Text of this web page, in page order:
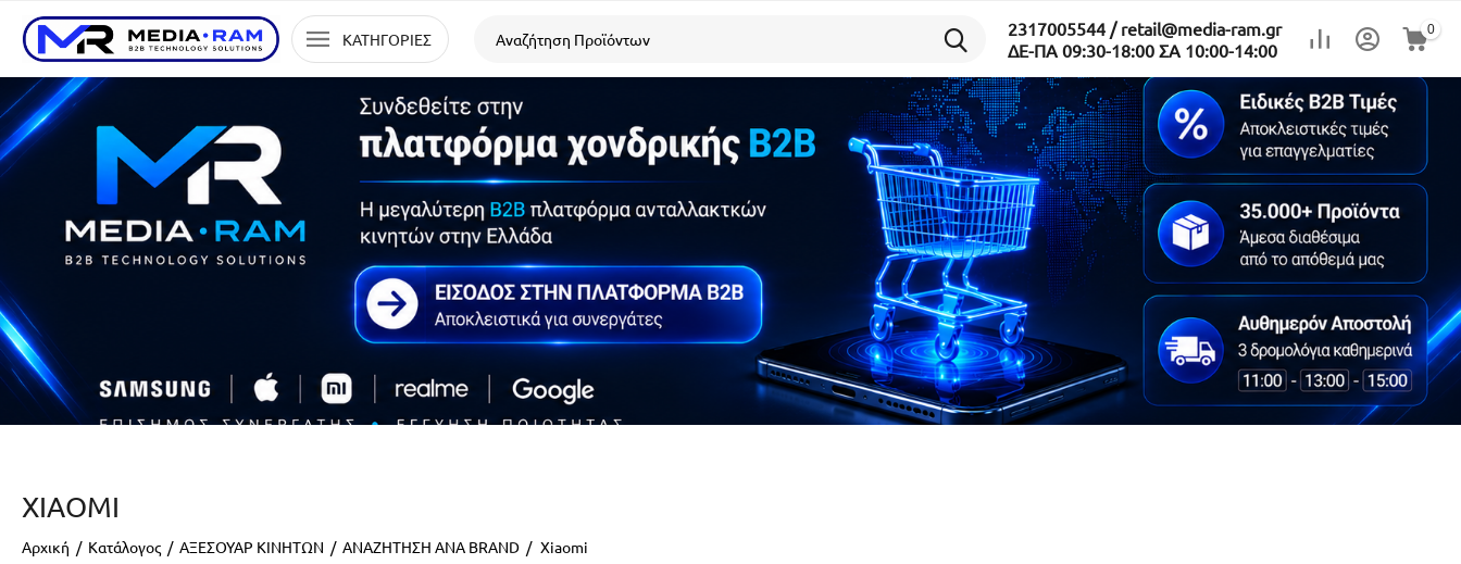
ΚΑΤΗΓΟΡΙΕΣ
2317005544 / retail@media-ram.gr
ΔΕ-ΠΑ 09:30-18:00 ΣΑ 10:00-14:00
0
XIAOMI
Αρχική / Κατάλογος / ΑΞΕΣΟΥΑΡ ΚΙΝΗΤΩΝ / ΑΝΑΖΗΤΗΣΗ ΑΝΑ BRAND / Xiaomi